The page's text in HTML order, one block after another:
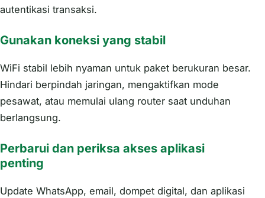
autentikasi transaksi.
Gunakan koneksi yang stabil
WiFi stabil lebih nyaman untuk paket berukuran besar.
Hindari berpindah jaringan, mengaktifkan mode
pesawat, atau memulai ulang router saat unduhan
berlangsung.
Perbarui dan periksa akses aplikasi
penting
Update WhatsApp, email, dompet digital, dan aplikasi